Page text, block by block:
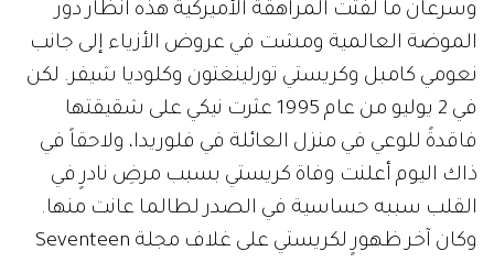
وسرعان ما لفتت المراهقة الأميركية هذه أنظار دور
الموضة العالمية ومشت في عروض الأزياء إلى جانب
نعومي كامبل وكريستي تورلينغتون وكلوديا شيفر. لكن
في 2 يوليو من عام 1995 عثرت نيكي على شقيقتها
فاقدةً للوعي في منزل العائلة في فلوريدا، ولاحقاً في
ذاك اليوم أعلنت وفاة كريستي بسبب مرضِ نادرٍ في
القلب سببه حساسية في الصدر لطالما عانت منها.
وكان آخر ظهورٍ لكريستي على غلاف مجلة Seventeen